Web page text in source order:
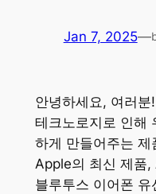
Jan 7, 2025—
안녕하세요, 여러
테크노로지로 인해
하게 만들어주는
Apple의 최신 제품
블루투스 이어폰 유